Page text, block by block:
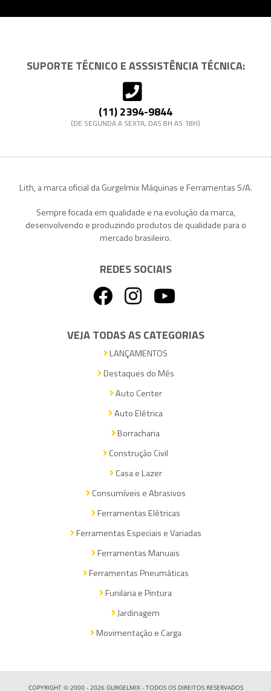
SUPORTE TÉCNICO E ASSSISTÊNCIA TÉCNICA:
(11) 2394-9844
(DE SEGUNDA A SEXTA, DAS 8H AS 18H)
Lith, a marca oficial da Gurgelmix Máquinas e Ferramentas S/A.
Sempre focada em qualidade e na evolução da marca,
desenvolvendo e produzindo produtos de qualidade para o
mercado brasileiro.
REDES SOCIAIS
VEJA TODAS AS CATEGORIAS
LANÇAMENTOS
Destaques do Mês
Auto Center
Auto Elétrica
Borracharia
Construção Civil
Casa e Lazer
Consumíveis e Abrasivos
Ferramentas Elétricas
Ferramentas Especiais e Variadas
Ferramentas Manuais
Ferramentas Pneumáticas
Funilaria e Pintura
Jardinagem
Movimentação e Carga
COPYRIGHT © 2000 - 2026 GURGELMIX - TODOS OS DIREITOS RESERVADOS